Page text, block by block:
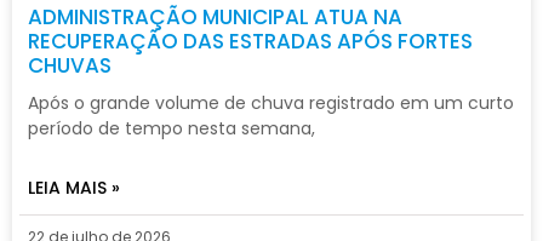
ADMINISTRAÇÃO MUNICIPAL ATUA NA
RECUPERAÇÃO DAS ESTRADAS APÓS FORTES
CHUVAS
Após o grande volume de chuva registrado em um curto
período de tempo nesta semana,
LEIA MAIS »
22 de julho de 2026